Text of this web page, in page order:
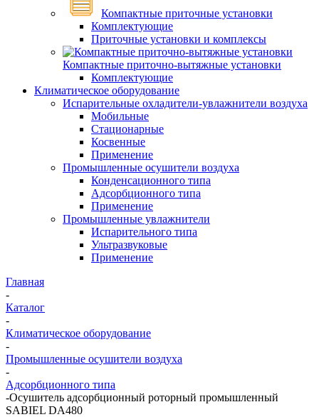
Компактные приточные установки
Комплектующие
Приточные установки и комплексы
Компактные приточно-вытяжные установки
Комплектующие
Климатическое оборудование
Испарительные охладители-увлажнители воздуха
Мобильные
Стационарные
Косвенные
Применение
Промышленные осушители воздуха
Конденсационного типа
Адсорбционного типа
Применение
Промышленные увлажнители
Испарительного типа
Ультразвуковые
Применение
Главная
-
Каталог
-
Климатическое оборудование
-
Промышленные осушители воздуха
-
Адсорбционного типа
-Осушитель адсорбционный роторный промышленный
SABIEL DA480